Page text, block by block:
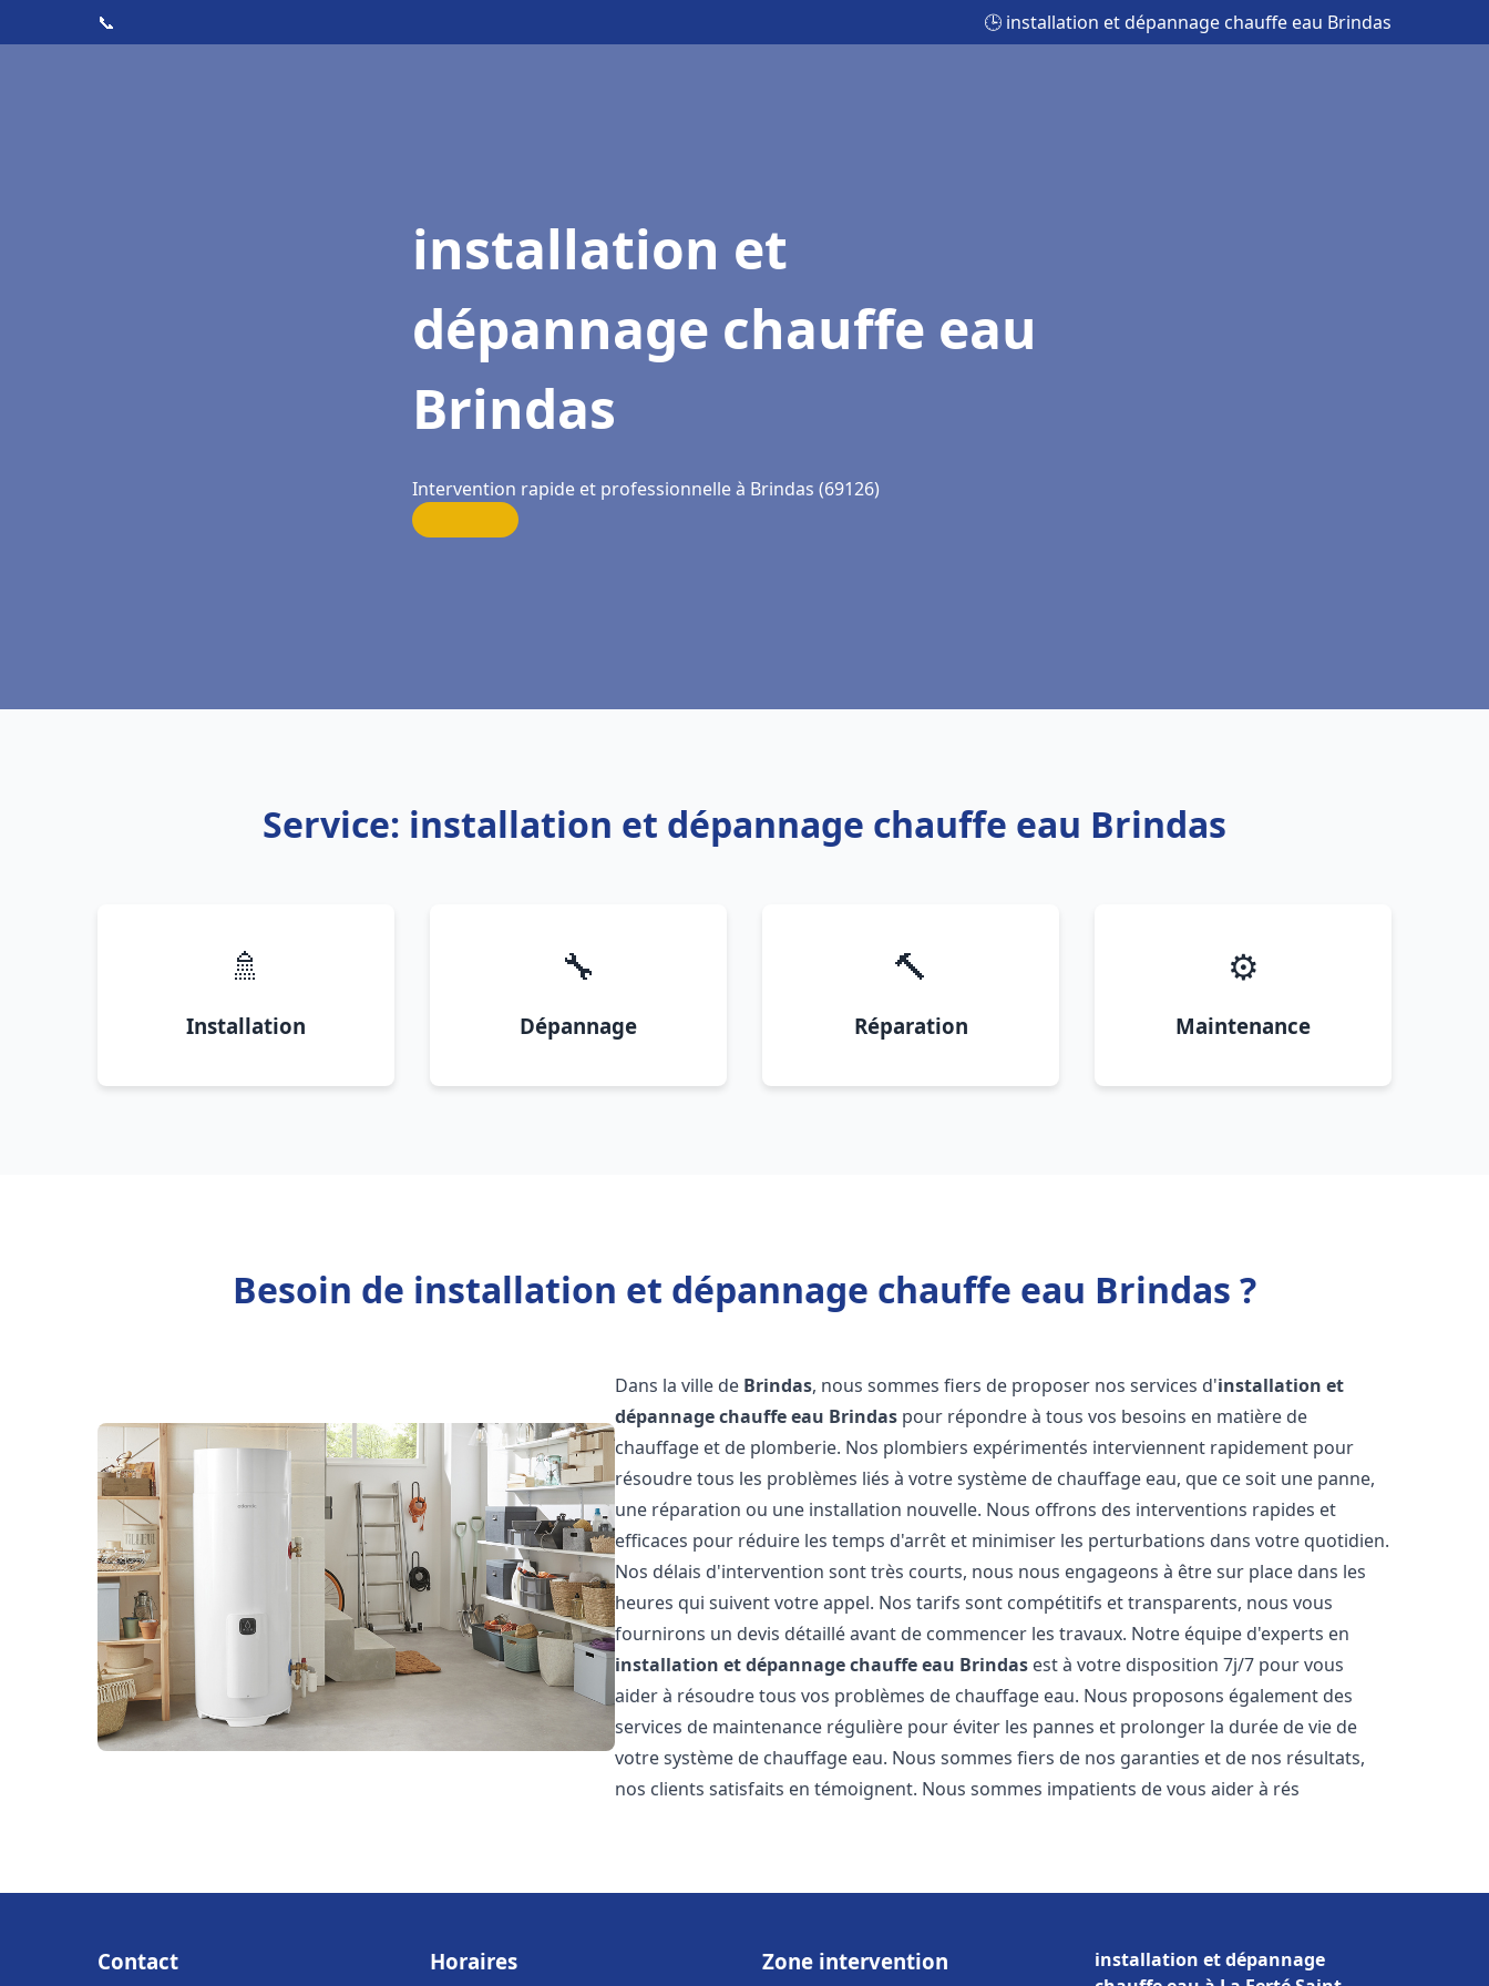
📞 🕒 installation et dépannage chauffe eau Brindas
installation et
dépannage chauffe eau
Brindas
Intervention rapide et professionnelle à Brindas (69126)
Service: installation et dépannage chauffe eau Brindas
🚿
Installation
🔧
Dépannage
🔨
Réparation
⚙️
Maintenance
Besoin de installation et dépannage chauffe eau Brindas ?
Dans la ville de Brindas, nous sommes fiers de proposer nos services d'installation et
dépannage chauffe eau Brindas pour répondre à tous vos besoins en matière de
chauffage et de plomberie. Nos plombiers expérimentés interviennent rapidement pour
résoudre tous les problèmes liés à votre système de chauffage eau, que ce soit une panne,
une réparation ou une installation nouvelle. Nous offrons des interventions rapides et
efficaces pour réduire les temps d'arrêt et minimiser les perturbations dans votre quotidien.
Nos délais d'intervention sont très courts, nous nous engageons à être sur place dans les
heures qui suivent votre appel. Nos tarifs sont compétitifs et transparents, nous vous
fournirons un devis détaillé avant de commencer les travaux. Notre équipe d'experts en
installation et dépannage chauffe eau Brindas est à votre disposition 7j/7 pour vous
aider à résoudre tous vos problèmes de chauffage eau. Nous proposons également des
services de maintenance régulière pour éviter les pannes et prolonger la durée de vie de
votre système de chauffage eau. Nous sommes fiers de nos garanties et de nos résultats,
nos clients satisfaits en témoignent. Nous sommes impatients de vous aider à rés
Contact Horaires Zone intervention
installation et dépannage